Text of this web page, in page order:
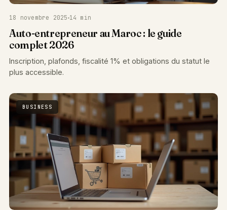
18 novembre 2025 14 min
Auto-entrepreneur au Maroc : le guide
complet 2026
Inscription, plafonds, fiscalité 1% et obligations du statut le
plus accessible.
BUSINESS